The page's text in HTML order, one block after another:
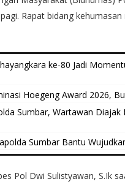
Rapat bidang
ke-80 Jadi
Hoegeng Award 2026,
Sumbar, Wartawan
Sumbar Bantu
Pol Dwi Sulistyawan, S.Ik